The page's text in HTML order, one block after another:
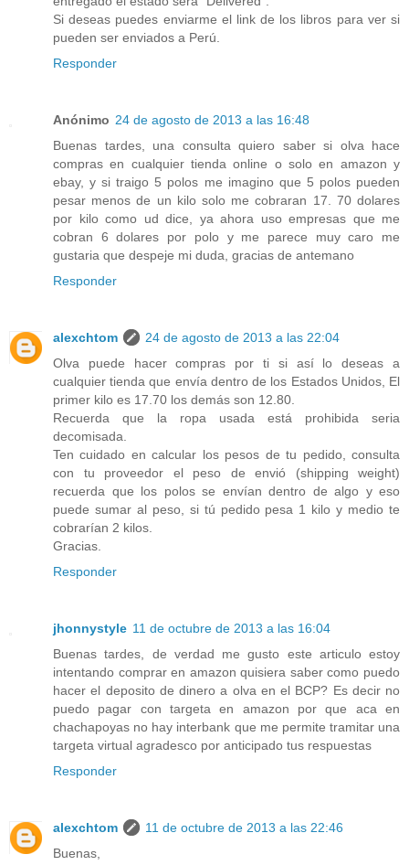
Si deseas puedes enviarme el link de los libros para ver si
pueden ser enviados a Perú.
Responder
Anónimo 24 de agosto de 2013 a las 16:48
Buenas tardes, una consulta quiero saber si olva hace
compras en cualquier tienda online o solo en amazon y
ebay, y si traigo 5 polos me imagino que 5 polos pueden
pesar menos de un kilo solo me cobraran 17. 70 dolares
por kilo como ud dice, ya ahora uso empresas que me
cobran 6 dolares por polo y me parece muy caro me
gustaria que despeje mi duda, gracias de antemano
Responder
alexchtom
24 de agosto de 2013 a las 22:04
Olva puede hacer compras por ti si así lo deseas a
cualquier tienda que envía dentro de los Estados Unidos, El
primer kilo es 17.70 los demás son 12.80.
Recuerda que la ropa usada está prohibida seria
decomisada.
Ten cuidado en calcular los pesos de tu pedido, consulta
con tu proveedor el peso de envió (shipping weight)
recuerda que los polos se envían dentro de algo y eso
puede sumar al peso, si tú pedido pesa 1 kilo y medio te
cobrarían 2 kilos.
Gracias.
Responder
jhonnystyle 11 de octubre de 2013 a las 16:04
Buenas tardes, de verdad me gusto este articulo estoy
intentando comprar en amazon quisiera saber como puedo
hacer el deposito de dinero a olva en el BCP? Es decir no
puedo pagar con targeta en amazon por que aca en
chachapoyas no hay interbank que me permite tramitar una
targeta virtual agradesco por anticipado tus respuestas
Responder
alexchtom
11 de octubre de 2013 a las 22:46
Buenas,